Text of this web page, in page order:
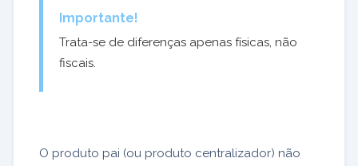
Importante!
Trata-se de diferenças apenas físicas, não
fiscais.
O produto pai (ou produto centralizador) não